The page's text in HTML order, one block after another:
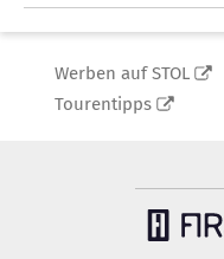
Werben auf STOL
Tourentipps